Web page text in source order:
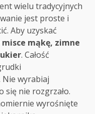
wielu tradycyjnych
jest proste i
Aby uzyskać
misce mąkę, zimne
. Całość
Nie wyrabiaj
się nie rozgrzało.
wyrośnięte